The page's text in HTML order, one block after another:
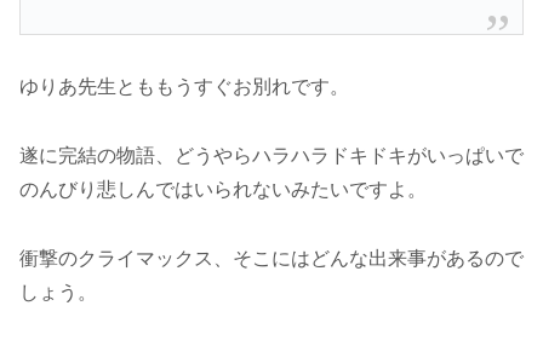
ゆりあ先生とももうすぐお別れです。
遂に完結の物語、どうやらハラハラドキドキがいっぱいで
のんびり悲しんではいられないみたいですよ。
衝撃のクライマックス、そこにはどんな出来事があるので
しょう。